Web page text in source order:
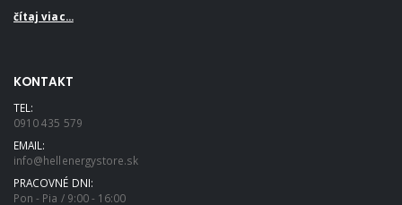
čítaj viac...
KONTAKT
TEL:
0910 435 579
EMAIL:
info@hellenergystore.sk
PRACOVNÉ DNI:
Pon - Pia / 9:00 - 16:00